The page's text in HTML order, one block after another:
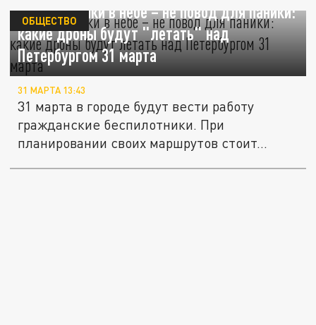
Беспилотники в небе – не повод для паники:
какие дроны будут "летать" над
Петербургом 31 марта
ОБЩЕСТВО
31 МАРТА 13:43
31 марта в городе будут вести работу
гражданские беспилотники. При
планировании своих маршрутов стоит...